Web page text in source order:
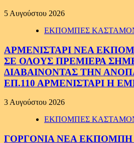
5 Αυγούστου 2026
ΕΚΠΟΜΠΕΣ
ΑΡΜΕΝΙΣΤΑΡΙ ΝΕΑ
ΣΕ ΟΛΟΥΣ ΠΡΕΜΙΕΡΑ
ΔΙΑΒΑΙΝΟΝΤΑΣ ΤΗΝ
ΕΠ.110 ΑΡΜΕΝΙΣΤΑΡΙ Η
3 Αυγούστου 2026
ΕΚΠΟΜΠΕΣ
ΓΟΡΓΟΝΙΑ ΝΕΑ ΕΚΠΟΜΠΗ